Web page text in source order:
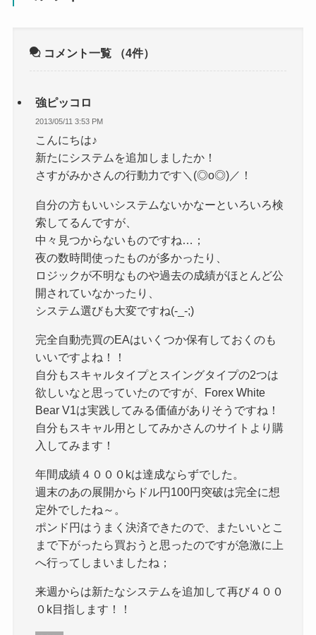
コメント一覧 （4件）
強ピッコロ
2013/05/11 3:53 PM
こんにちは♪
新たにシステムを追加しましたか！
さすがみかさんの行動力です＼(◎o◎)／！
自分の方もいいシステムないかなーといろいろ検
索してるんですが、
中々見つからないものですね…；
夜の数時間使ったものが多かったり、
ロジックが不明なものや過去の成績がほとんど公
開されていなかったり、
システム選びも大変ですね(-_-;)
完全自動売買のEAはいくつか保有しておくのも
いいですよね！！
自分もスキャルタイプとスイングタイプの2つは
欲しいなと思っていたのですが、Forex White
Bear V1は実践してみる価値がありそうですね！
自分もスキャル用としてみかさんのサイトより購
入してみます！
年間成績４０００kは達成ならずでした。
週末のあの展開からドル円100円突破は完全に想
定外でしたね～。
ポンド円はうまく決済できたので、またいいとこ
まで下がったら買おうと思ったのですが急激に上
へ行ってしまいましたね；
来週からは新たなシステムを追加して再び４００
０k目指します！！